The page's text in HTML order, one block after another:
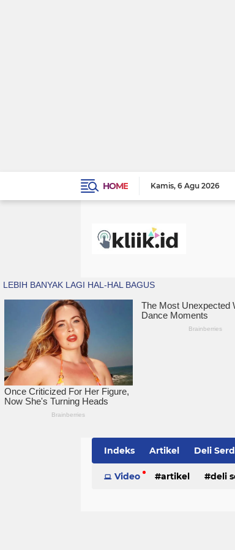
HOME Kamis 6 Agu 2026
Indeks Artikel Deli
Simalungun Sumatera
Video artikel deli